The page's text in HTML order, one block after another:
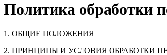
Политика обработки
1. ОБЩИЕ ПОЛОЖЕНИЯ
2. ПРИНЦИПЫ И УСЛОВИЯ ОБРАБОТКИ